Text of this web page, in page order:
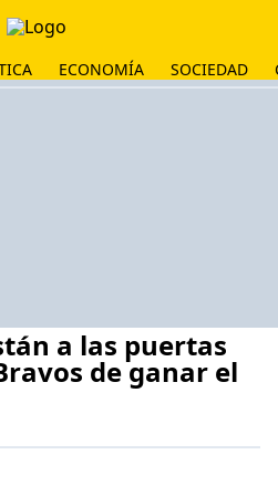
ECONOMÍA SOCIEDAD
a las puertas
de ganar el